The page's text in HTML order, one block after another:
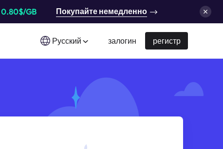
0.80$/GB Покупайте немедленно
Русский залогин регистр